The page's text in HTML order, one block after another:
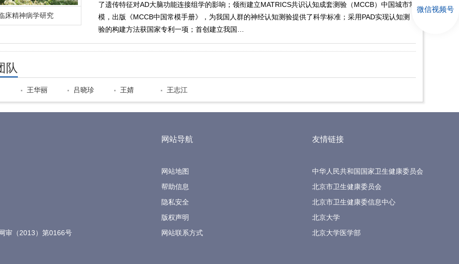
床精神病学研究
了遗传特征对AD大脑功能连接组学的影响；领衔建立MATRICS共识认知成套测验（MCCB）中国城市常
模，出版《MCCB中国常模手册》，为我国人群的神经认知测验提供了科学标准；采用PAD实现认知测
验的构建方法获国家专利一项；首创建立我国…
队
王华丽 吕晓珍 王婧 王志江
审（2013）第0166号
网站导航
网站地图
帮助信息
隐私安全
版权声明
网站联系方式
友情链接
中华人民共和国国家卫生健康委员会
北京市卫生健康委员会
北京市卫生健康委信息中心
北京大学
北京大学医学部
微信视频号